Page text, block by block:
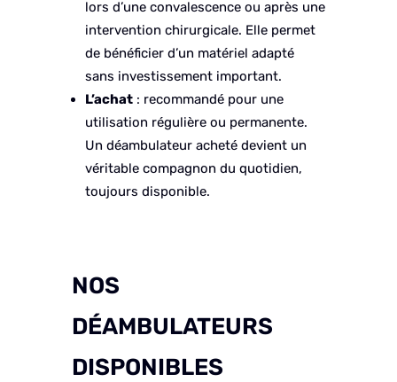
lors d’une convalescence ou après une
intervention chirurgicale. Elle permet
de bénéficier d’un matériel adapté
sans investissement important.
L’achat: recommandé pour une
utilisation régulière ou permanente.
Un déambulateur acheté devient un
véritable compagnon du quotidien,
toujours disponible.
NOS
DÉAMBULATEURS
DISPONIBLES